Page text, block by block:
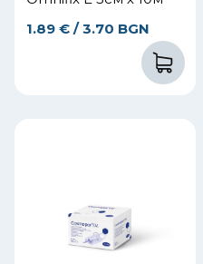
1.89 € / 3.70 BGN